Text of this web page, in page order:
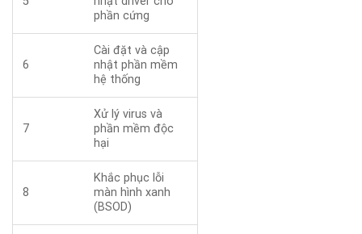
phần cứng
6
Cài đặt và cập
nhật phần mềm
hệ thống
7
Xử lý virus và
phần mềm độc
hại
8
Khắc phục lỗi
màn hình xanh
(BSOD)